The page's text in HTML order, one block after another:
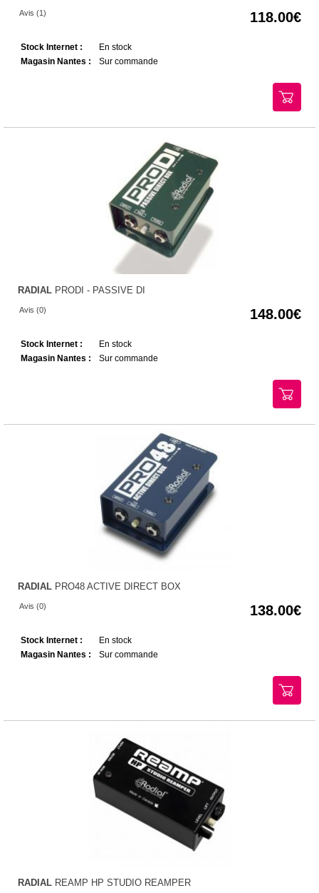
Avis (1) 118.00
Stock Internet :
En stock
Magasin Nantes :
Sur commande
RADIAL PRODI - PASSIVE DI
Avis (0) 148.00
Stock Internet :
En stock
Magasin Nantes :
Sur commande
RADIAL PRO48 ACTIVE DIRECT BOX
Avis (0) 138.00
Stock Internet :
En stock
Magasin Nantes :
Sur commande
RADIAL REAMP HP STUDIO REAMPER